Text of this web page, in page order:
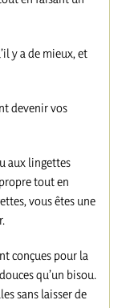
y a de mieux, et
devenir vos
aux lingettes
tout en
vous êtes une
conçues pour la
qu’un bisou.
sans laisser de